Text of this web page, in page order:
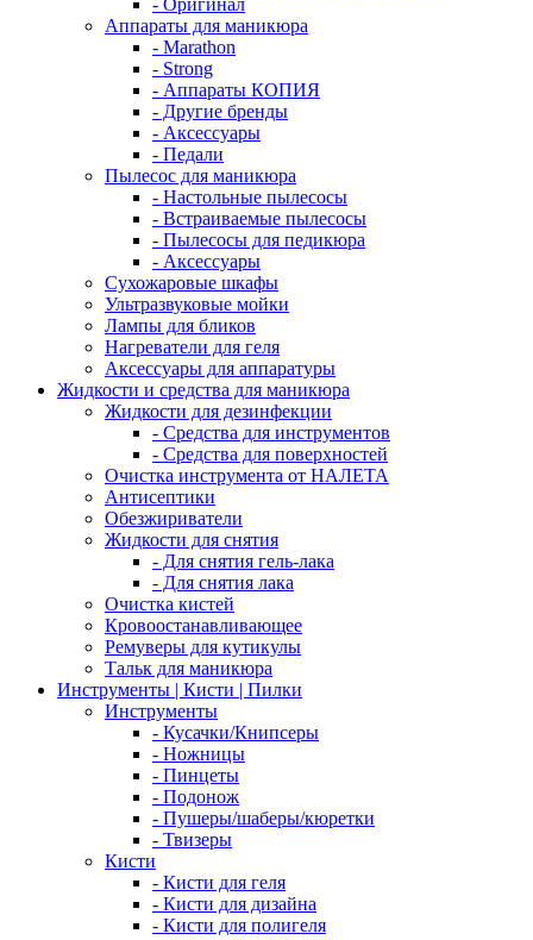
- Оригинал
Аппараты для маникюра
- Marathon
- Strong
- Аппараты КОПИЯ
- Другие бренды
- Аксессуары
- Педали
Пылесос для маникюра
- Настольные пылесосы
- Встраиваемые пылесосы
- Пылесосы для педикюра
- Аксессуары
Сухожаровые шкафы
Ультразвуковые мойки
Лампы для бликов
Нагреватели для геля
Аксессуары для аппаратуры
Жидкости и средства для маникюра
Жидкости для дезинфекции
- Средства для инструментов
- Средства для поверхностей
Очистка инструмента от НАЛЕТА
Антисептики
Обезжириватели
Жидкости для снятия
- Для снятия гель-лака
- Для снятия лака
Очистка кистей
Кровоостанавливающее
Ремуверы для кутикулы
Тальк для маникюра
Инструменты | Кисти | Пилки
Инструменты
- Кусачки/Книпсеры
- Ножницы
- Пинцеты
- Подонож
- Пушеры/шаберы/кюретки
- Твизеры
Кисти
- Кисти для геля
- Кисти для дизайна
- Кисти для полигеля